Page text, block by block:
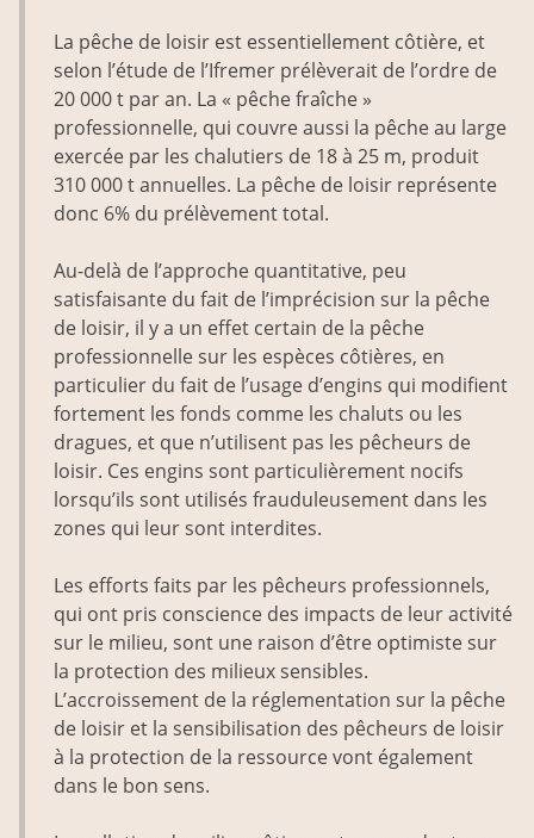
La pêche de loisir est essentiellement côtière, et
selon l’étude de l’Ifremer prélèverait de l’ordre de
20 000 t par an. La « pêche fraîche »
professionnelle, qui couvre aussi la pêche au large
exercée par les chalutiers de 18 à 25 m, produit
310 000 t annuelles. La pêche de loisir représente
donc 6% du prélèvement total.
Au­-delà de l’approche quantitative, peu
satisfaisante du fait de l’imprécision sur la pêche
de loisir, il y a un effet certain de la pêche
professionnelle sur les espèces côtières, en
particulier du fait de l’usage d’engins qui modifient
fortement les fonds comme les chaluts ou les
dragues, et que n’utilisent pas les pêcheurs de
loisir. Ces engins sont particulièrement nocifs
lorsqu’ils sont utilisés frauduleusement dans les
zones qui leur sont interdites.
Les efforts faits par les pêcheurs professionnels,
qui ont pris conscience des impacts de leur activité
sur le milieu, sont une raison d’être optimiste sur
la protection des milieux sensibles.
L’accroissement de la réglementation sur la pêche
de loisir et la sensibilisation des pêcheurs de loisir
à la protection de la ressource vont également
dans le bon sens.